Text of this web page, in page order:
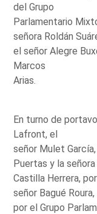
del Grupo
Parlamentario
señora Roldán
el señor Alegre
Marcos
Arias.
En turno de
Lafront, el
señor Mulet
Puertas y la señora
Castilla Herrera,
señor Bagué Roura,
por el Grupo